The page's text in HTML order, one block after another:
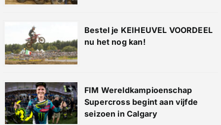
Bestel je KEIHEUVEL VOORDEEL
nu het nog kan!
FIM Wereldkampioenschap
Supercross begint aan vijfde
seizoen in Calgary